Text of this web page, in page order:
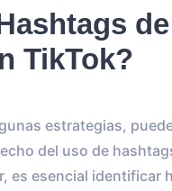
TikTok?
estrategias,
del uso de
es esencial identificar